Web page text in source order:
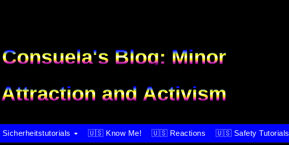
Consuela's Blog: Minor
Attraction and Activism
🇺🇸 Know Me! 🇺🇸 Reactions 🇺🇸 Safety Tutorials